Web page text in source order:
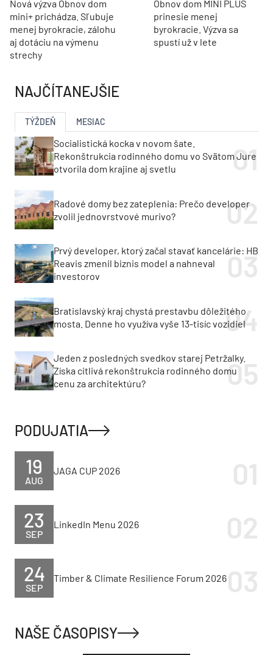
Nová výzva Obnov dom
mini+ prichádza. Sľubuje
menej byrokracie, zálohu
aj dotáciu na výmenu
strechy
Obnov dom MINI PLUS
prinesie menej
byrokracie. Výzva sa
spustí už v lete
NAJČÍTANEJŠIE
TÝŽDEŇ MESIAC
Socialistická kocka v novom šate.
Rekonštrukcia rodinného domu vo Svätom Jure
otvorila dom krajine aj svetlu
Radové domy bez zateplenia: Prečo developer
zvolil jednovrstvové murivo?
Prvý developer, ktorý začal stavať kancelárie: HB
Reavis zmenil biznis model a nahneval
investorov
Bratislavský kraj chystá prestavbu dôležitého
mosta. Denne ho využíva vyše 13-tisíc vozidiel
Jeden z posledných svedkov starej Petržalky.
Získa citlivá rekonštrukcia rodinného domu
cenu za architektúru?
PODUJATIA
AUG
19 JAGA CUP 2026
SEP
23 LinkedIn Menu 2026
SEP
24 Timber & Climate Resilience Forum 2026
NAŠE ČASOPISY